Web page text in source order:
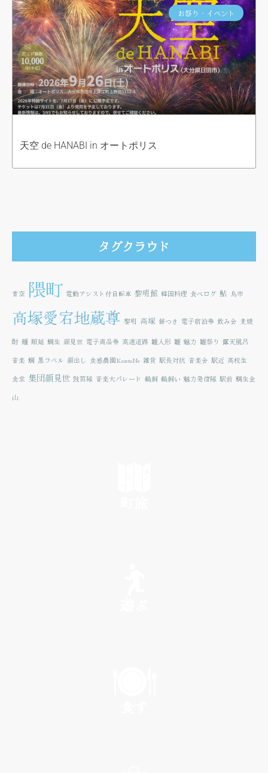
お祭り・イベント
天空 de HANABI in オートポリス
タグクラウド
青空 隈町 電動アシスト付自転車 黎明館 韓国料理 食べログ 鮎 鳥市
高塚愛宕地蔵尊 黎明 高塚 餅つき 電子宿泊券 飲み会 麦焼
酎 麺 順延 鯛生 顔見世 電子商品券 高速道路 雛人形 雛 魅力 雛祭り 露天風呂
音楽 鯛 黒ラベル 顔出し 食感農園KazetoNe 雑貨 駅長対抗 音楽会 駅近 高校生
食堂 集団顔見世 鼓笛隊 音楽大パレード 鵜飼 鵜飼い 魅力発信隊 駅前 鯛生金
山